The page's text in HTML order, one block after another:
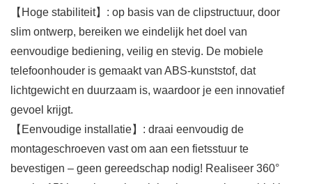
【Hoge stabiliteit】: op basis van de clipstructuur, door
slim ontwerp, bereiken we eindelijk het doel van
eenvoudige bediening, veilig en stevig. De mobiele
telefoonhouder is gemaakt van ABS-kunststof, dat
lichtgewicht en duurzaam is, waardoor je een innovatief
gevoel krijgt.
【Eenvoudige installatie】: draai eenvoudig de
montageschroeven vast om aan een fietsstuur te
bevestigen – geen gereedschap nodig! Realiseer 360°